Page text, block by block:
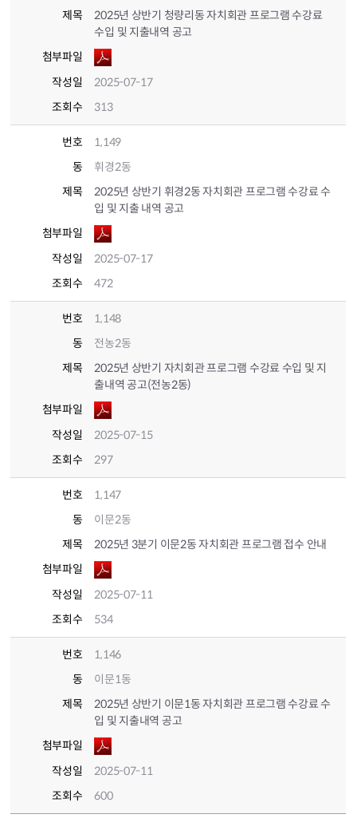
제목
2025년 상반기 청량리동 자치회관 프로그램 수강료
수입 및 지출내역 공고
첨부파일
작성일
2025-07-17
조회수
313
번호
1,149
동
휘경2동
제목
2025년 상반기 휘경2동 자치회관 프로그램 수강료 수
입 및 지출 내역 공고
첨부파일
작성일
2025-07-17
조회수
472
번호
1,148
동
전농2동
제목
2025년 상반기 자치회관 프로그램 수강료 수입 및 지
출내역 공고(전농2동)
첨부파일
작성일
2025-07-15
조회수
297
번호
1,147
동
이문2동
제목
2025년 3분기 이문2동 자치회관 프로그램 접수 안내
첨부파일
작성일
2025-07-11
조회수
534
번호
1,146
동
이문1동
제목
2025년 상반기 이문1동 자치회관 프로그램 수강료 수
입 및 지출내역 공고
첨부파일
작성일
2025-07-11
조회수
600